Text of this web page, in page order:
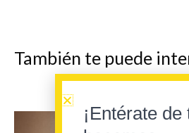
También te puede
¡Entérate